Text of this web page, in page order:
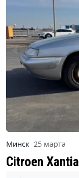
Минск 25 марта
Citroen Xantia